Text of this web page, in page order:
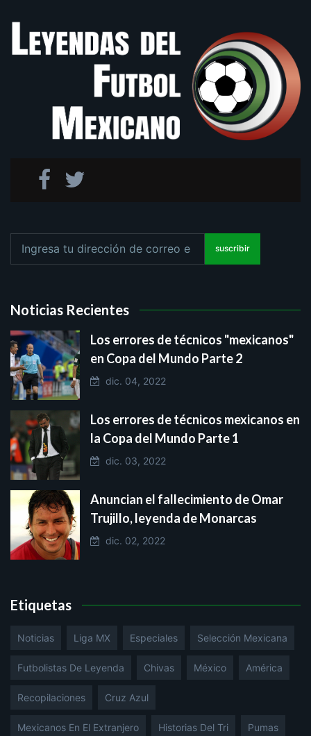
suscribir
Noticias Recientes
Los errores de técnicos "mexicanos"
en Copa del Mundo Parte 2
dic. 04, 2022
Los errores de técnicos mexicanos en
la Copa del Mundo Parte 1
dic. 03, 2022
Anuncian el fallecimiento de Omar
Trujillo, leyenda de Monarcas
dic. 02, 2022
Etiquetas
Noticias Liga MX Especiales Selección Mexicana
Futbolistas De Leyenda Chivas México América
Recopilaciones Cruz Azul
Mexicanos En El Extranjero Historias Del Tri Pumas